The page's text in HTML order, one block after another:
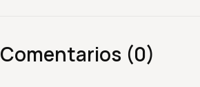
Comentarios (0)